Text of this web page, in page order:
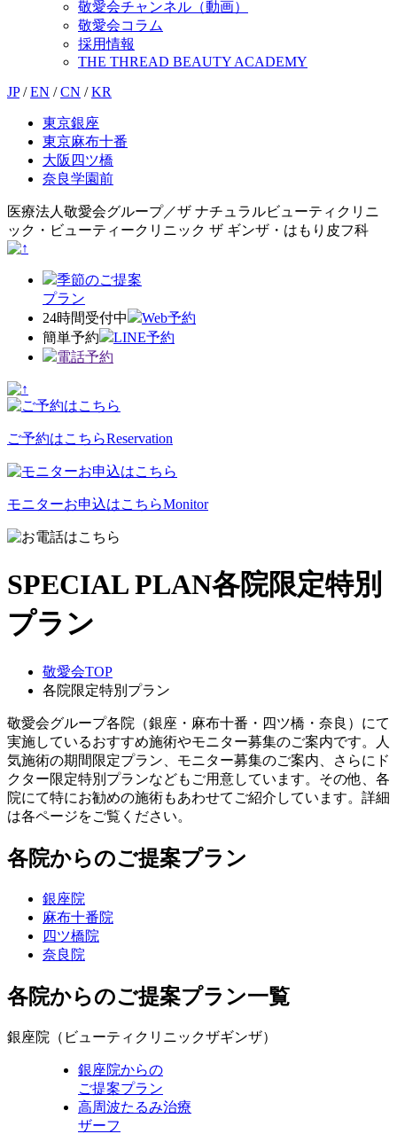
敬愛会チャンネル（動画）
敬愛会コラム
採用情報
THE THREAD BEAUTY ACADEMY
JP / EN / CN / KR
東京銀座
東京麻布十番
大阪四ツ橋
奈良学園前
医療法人敬愛会グループ／ザ ナチュラルビューティクリニ
ック・ビューティークリニック ザ ギンザ・はもり皮フ科
季節のご提案
プラン
24時間受付中
Web予約
簡単予約
LINE予約
電話予約
ご予約はこちらReservation
モニターお申込はこちらMonitor
SPECIAL PLAN各院限定特別
プラン
敬愛会TOP
各院限定特別プラン
敬愛会グループ各院（銀座・麻布十番・四ツ橋・奈良）にて
実施しているおすすめ施術やモニター募集のご案内です。人
気施術の期間限定プラン、モニター募集のご案内、さらにド
クター限定特別プランなどもご用意しています。その他、各
院にて特にお勧めの施術もあわせてご紹介しています。詳細
は各ページをご覧ください。
各院からのご提案プラン
銀座院
麻布十番院
四ツ橋院
奈良院
各院からのご提案プラン一覧
銀座院 （ビューティクリニックザギンザ）
銀座院からの
ご提案プラン
高周波たるみ治療
ザーフ